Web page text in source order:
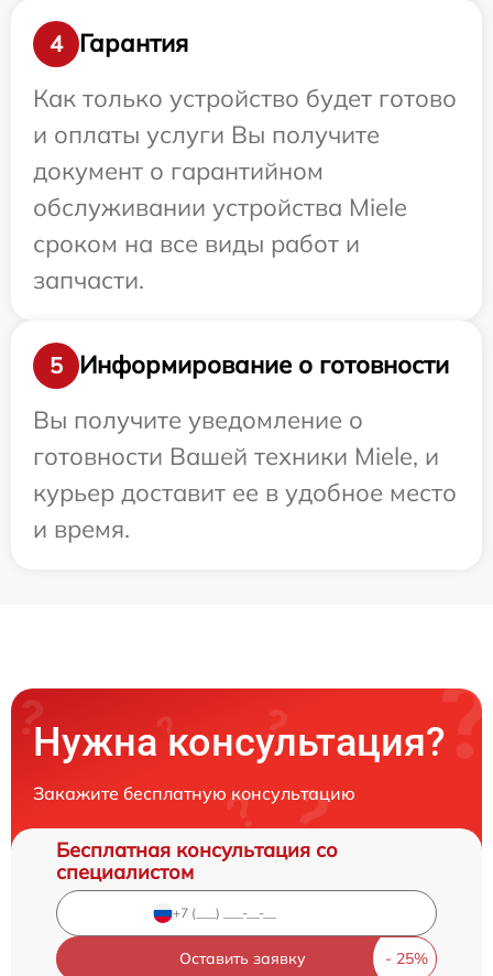
4
Гарантия
Как только устройство будет готово
и оплаты услуги Вы получите
документ о гарантийном
обслуживании устройства Miele
сроком на все виды работ и
запчасти.
5
Информирование о готовности
Вы получите уведомление о
готовности Вашей техники Miele, и
курьер доставит ее в удобное место
и время.
Нужна консультация?
Закажите бесплатную консультацию
Бесплатная консультация со
специалистом
Оставить заявку